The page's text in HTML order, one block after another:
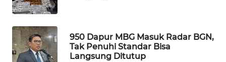
950 Dapur MBG Masuk Radar BGN,
Tak Penuhi Standar Bisa
Langsung Ditutup
ID
WAHANANEWS
CO ID